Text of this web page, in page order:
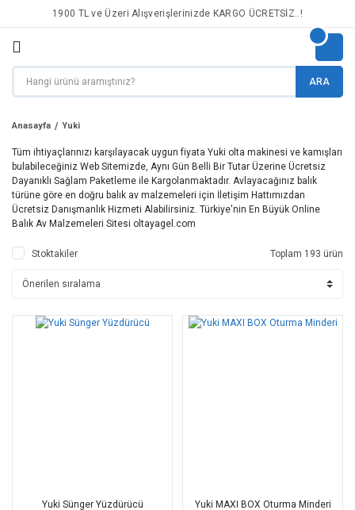
1900 TL ve Üzeri Alışverişlerinizde KARGO ÜCRETSİZ..!
ARA
Anasayfa Yuki
Tüm ihtiyaçlarınızı karşılayacak uygun fiyata Yuki olta makinesi ve kamışları
bulabileceğiniz Web Sitemizde, Aynı Gün Belli Bir Tutar Üzerine Ücretsiz
Dayanıklı Sağlam Paketleme ile Kargolanmaktadır. Avlayacağınız balık
türüne göre en doğru balık av malzemeleri için İletişim Hattımızdan
Ücretsiz Danışmanlık Hizmeti Alabilirsiniz. Türkiye'nin En Büyük Online
Balık Av Malzemeleri Sitesi oltayagel.com
Stoktakiler Toplam 193 ürün
Yuki Sünger Yüzdürücü Yuki MAXI BOX Oturma Minderi